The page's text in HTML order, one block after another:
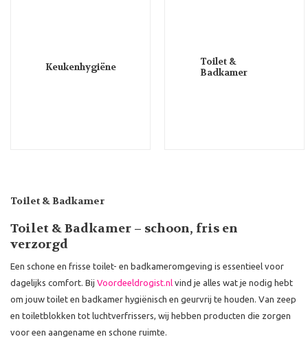
Keukenhygiëne
Toilet &
Badkamer
Toilet & Badkamer
Toilet & Badkamer – schoon, fris en
verzorgd
Een schone en frisse toilet- en badkameromgeving is essentieel voor
dagelijks comfort. Bij Voordeeldrogist.nl vind je alles wat je nodig hebt
om jouw toilet en badkamer hygiënisch en geurvrij te houden. Van zeep
en toiletblokken tot luchtverfrissers, wij hebben producten die zorgen
voor een aangename en schone ruimte.